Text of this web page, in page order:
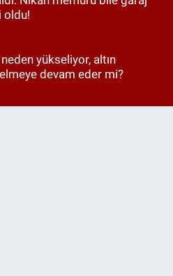
oldu!
neden yükseliyor, altın
devam eder mi?